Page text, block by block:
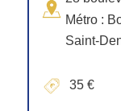
Métro :
Saint-
35 €